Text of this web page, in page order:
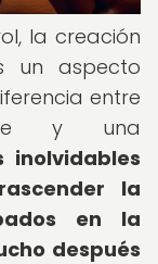
la creación
un aspecto
entre
y una
inolvidables
la
en la
después